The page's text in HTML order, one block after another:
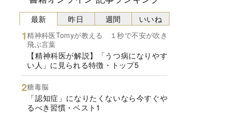
最新
精神科医Tomyが教える １秒で不安が吹き
飛ぶ言葉
【精神科医が解説】「うつ病になりやす
い人」に見られる特徴・トップ5
糖毒脳
「認知症」になりたくないなら今すぐや
るべき習慣・ベスト1
昨日 週間 いいね